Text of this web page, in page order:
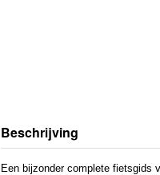
Beschrijving
Een bijzonder complete fietsgids